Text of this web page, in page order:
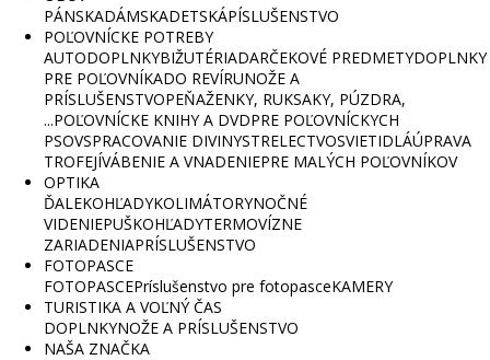
PÁNSKADÁMSKADETSKÁPÍSLUŠENSTVO
POĽOVNÍCKE POTREBY
AUTODOPLNKYBIŽUTÉRIADARČEKOVÉ PREDMETYDOPLNKY
PRE POĽOVNÍKADO REVÍRUNOŽE A
PRÍSLUŠENSTVOPEŇAŽENKY, RUKSAKY, PÚZDRA,
...POĽOVNÍCKE KNIHY A DVDPRE POĽOVNÍCKYCH
PSOVSPRACOVANIE DIVINYSTRELECTVOSVIETIDLÁÚPRAVA
TROFEJÍVÁBENIE A VNADENIEPRE MALÝCH POĽOVNÍKOV
OPTIKA
ĎALEKOHĽADYKOLIMÁTORYNOČNÉ
VIDENIEPUŠKOHĽADYTERMOVÍZNE
ZARIADENIAPRÍSLUŠENSTVO
FOTOPASCE
FOTOPASCEPríslušenstvo pre fotopasceKAMERY
TURISTIKA A VOĽNÝ ČAS
DOPLNKYNOŽE A PRÍSLUŠENSTVO
NAŠA ZNAČKA